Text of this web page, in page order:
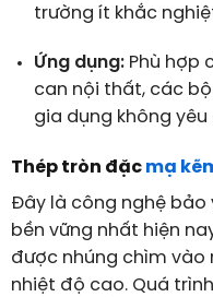
trường ít khắc
Ứng dụng:Phù hợp
can nội thất, các
gia dụng không
Thép tròn đặc mạ
Đây là công nghệ
bền vững nhất hiện
được nhúng chìm vào
nhiệt độ cao. Quá